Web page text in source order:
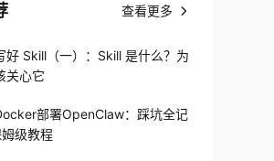
查看更多
好 Skill（一）：Skill 是什么？为
关心它
部署OpenClaw：踩坑全记
级教程